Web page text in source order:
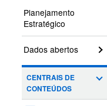
Planejamento
Estratégico
Dados abertos
CENTRAIS DE
CONTEÚDOS